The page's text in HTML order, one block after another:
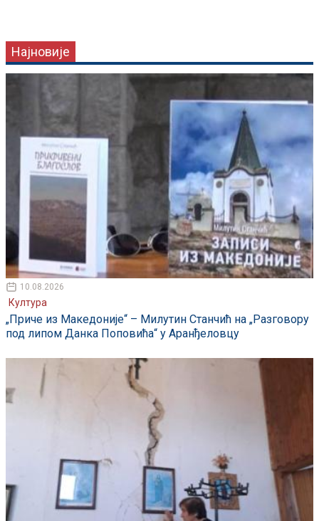
Најновије
10.08.2026
Култура
„Приче из Македоније“ – Милутин Станчић на „Разговору
под липом Данка Поповића“ у Аранђеловцу